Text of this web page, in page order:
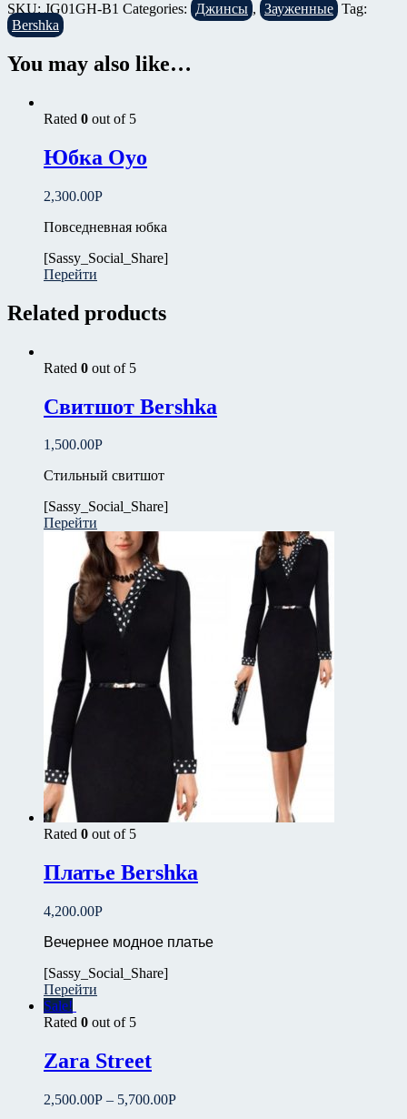
SKU: JG01GH-B1 Categories: Джинсы , Зауженные Tag:
Bershka
You may also like…
Rated 0 out of 5
Юбка Oyo
2,300.00Р
Повседневная юбка
[Sassy_Social_Share]
Перейти
Related products
Rated 0 out of 5
Свитшот Bershka
1,500.00Р
Стильный свитшот
[Sassy_Social_Share]
Перейти
Rated 0 out of 5
Платье Bershka
4,200.00Р
Вечернее модное платье
[Sassy_Social_Share]
Перейти
Sale!
Rated 0 out of 5
Zara Street
2,500.00Р – 5,700.00Р